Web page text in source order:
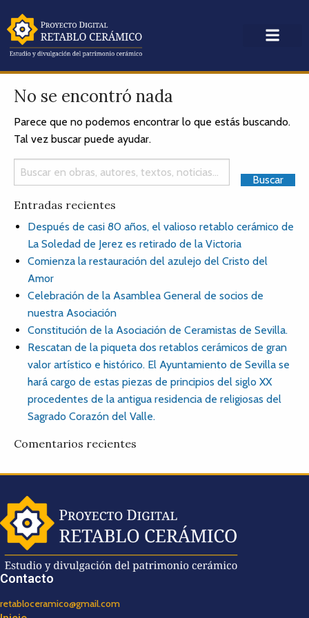
No se encontró nada
Parece que no podemos encontrar lo que estás buscando.
Tal vez buscar puede ayudar.
Entradas recientes
Después de casi 80 años, el valioso retablo cerámico de
La Soledad de Jerez es retirado de la Victoria
Comienza la restauración del azulejo del Cristo del
Amor
Celebración de la Asamblea General de socios de
nuestra Asociación
Constitución de la Asociación de Ceramistas de Sevilla.
Rescatan de la piqueta dos retablos cerámicos de gran
valor artístico e histórico. El Ayuntamiento de Sevilla se
hará cargo de estas piezas de principios del siglo XX
procedentes de la antigua residencia de religiosas del
Sagrado Corazón del Valle.
Comentarios recientes
Contacto
retabloceramico@gmail.com